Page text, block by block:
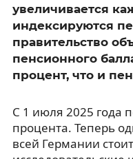
увеличивается
индексируются
правительство
пенсионного
процент, что и
С 1 июля 2025 года
процента. Теперь
всей Германии